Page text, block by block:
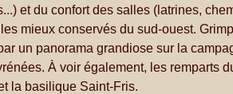
et du confort des salles (latrines,
mieux conservés du sud-ouest.
un panorama grandiose sur la
À voir également, les remparts
la basilique Saint-Fris.